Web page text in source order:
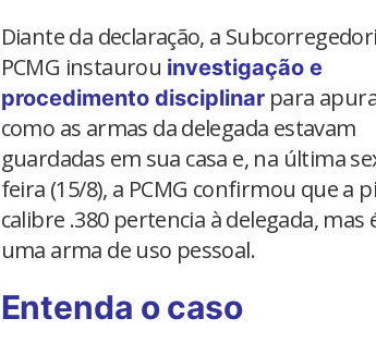
Diante da declaração, a
PCMG instaurou investigação e
procedimento disciplinarpara
como as armas da delegada estavam
guardadas em sua casa e, na última
feira (15/8), a PCMG confirmou que a
calibre .380 pertencia à delegada, mas
uma arma de uso pessoal.
Entenda o caso